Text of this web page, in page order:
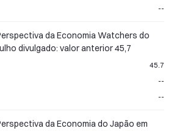
--
da Economia Watchers do
divulgado: valor anterior 45,7
45.7
--
--
da Economia do Japão em